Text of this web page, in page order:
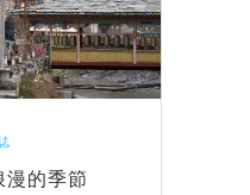
的季節